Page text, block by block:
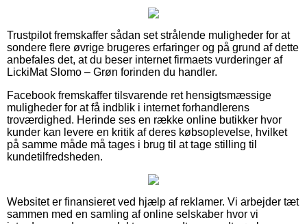
Trustpilot fremskaffer sådan set strålende muligheder for at
sondere flere øvrige brugeres erfaringer og på grund af dette
anbefales det, at du beser internet firmaets vurderinger af
LickiMat Slomo – Grøn forinden du handler.
Facebook fremskaffer tilsvarende ret hensigtsmæssige
muligheder for at få indblik i internet forhandlerens
troværdighed. Herinde ses en række online butikker hvor
kunder kan levere en kritik af deres købsoplevelse, hvilket
på samme måde må tages i brug til at tage stilling til
kundetilfredsheden.
Websitet er finansieret ved hjælp af reklamer. Vi arbejder tæt
sammen med en samling af online selskaber hvor vi